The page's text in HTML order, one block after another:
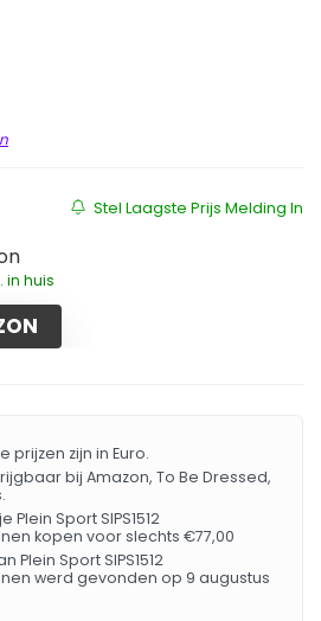
Stel Laagste Prijs Melding In
prijs was:
prijs is: €77.00.
in huis
prijzen zijn in Euro.
bij Amazon, To Be Dressed,
Plein Sport SIPS1512
kopen voor slechts €77,00
Plein Sport SIPS1512
werd gevonden op 9 augustus